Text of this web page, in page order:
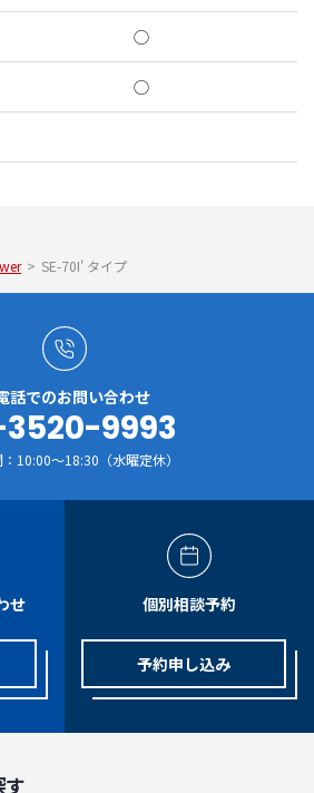
◯
◯
> SE-70I' タイプ
話でのお問い合わせ
9993
10:00～18:30（水曜定休）
せ 個別相談予約
予約申し込み